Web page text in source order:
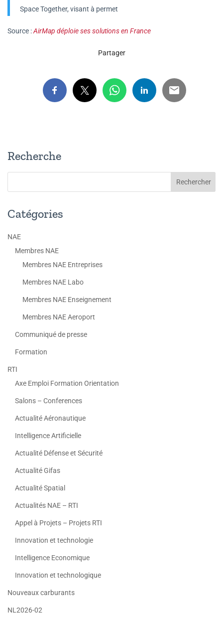
Space Together, visant à permet
Source :AirMap déploie ses solutions en France
Partager
Recherche
Catégories
NAE
Membres NAE
Membres NAE Entreprises
Membres NAE Labo
Membres NAE Enseignement
Membres NAE Aeroport
Communiqué de presse
Formation
RTI
Axe Emploi Formation Orientation
Salons – Conferences
Actualité Aéronautique
Intelligence Artificielle
Actualité Défense et Sécurité
Actualité Gifas
Actualité Spatial
Actualités NAE – RTI
Appel à Projets – Projets RTI
Innovation et technologie
Intelligence Economique
Innovation et technologique
Nouveaux carburants
NL2026-02